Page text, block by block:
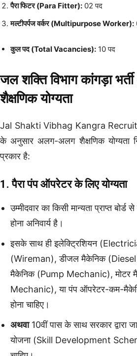
पैरा फिटर (Para Fitter): 02 पद
मल्टीपर्पज वर्कर (Multipurpose Worker):
कुल पद (Total Vacancies): 10 पद
जल शक्ति विभाग कांगड़ा
शैक्षणिक योग्यता
Jal Shakti Vibhag Kangra
के अनुसार अलग-अलग शैक्षणिक योग्यता
प्रकार है:
1. पैरा पंप ऑपरेटर के लिए योग्यता
उम्मीदवार का किसी मान्यता प्राप्त
होना अनिवार्य है।
इसके साथ ही इलेक्ट्रिशियन
(Wireman), डीजल मैकेनिक
मैकेनिक (Pump Mechanic), मोटर
Mechanic), या पंप ऑपरेटर-कम-
होना चाहिए।
अथवा10वीं पास के साथ सरकार द्वारा
योजना (Skill Development